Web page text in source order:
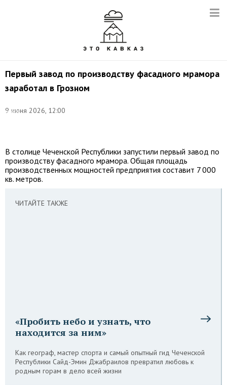
Первый завод по производству фасадного мрамора
заработал в Грозном
9 июня 2026, 12:00
мэрия
В столице Чеченской Республики запустили первый завод по
производству фасадного мрамора. Общая площадь
производственных мощностей предприятия составит 7 000
кв. метров.
ЧИТАЙТЕ ТАКЖЕ
«Пробить небо и узнать, что
находится за ним»
Как географ, мастер спорта и самый опытный гид Чеченской
Республики Сайд-Эмин Джабраилов превратил любовь к
родным горам в дело всей жизни